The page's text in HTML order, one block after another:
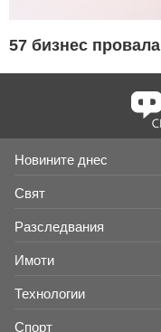
57 бизнес провала
Новините днес
Свят
Разследвания
Имоти
Технологии
Спорт